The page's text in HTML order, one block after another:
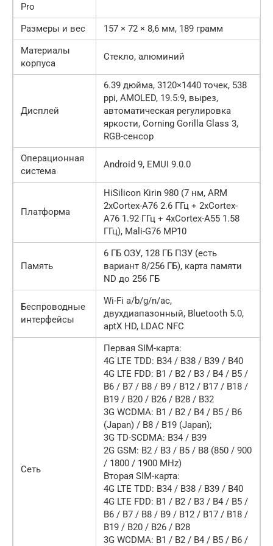
Pro
Размеры и вес
157 × 72 × 8,6 мм, 189 грамм
Материалы
корпуса
Стекло, алюминий
Дисплей
6.39 дюйма, 3120×1440 точек, 538
ppi, AMOLED, 19.5:9, вырез,
автоматическая регулировка
яркости, Corning Gorilla Glass 3,
RGB-сенсор
Операционная
система
Android 9, EMUI 9.0.0
Платформа
HiSilicon Kirin 980 (7 нм, ARM
2xCortex-A76 2.6 ГГц + 2xCortex-
A76 1.92 ГГц + 4xCortex-A55 1.58
ГГц), Mali-G76 MP10
Память
6 ГБ ОЗУ, 128 ГБ ПЗУ (есть
вариант 8/256 ГБ), карта памяти
ND до 256 ГБ
Беспроводные
интерфейсы
Wi-Fi a/b/g/n/ac,
двухдиапазонный, Bluetooth 5.0,
aptX HD, LDAC NFC
Сеть
Первая SIM-карта:
4G LTE TDD: B34 / B38 / B39 / B40
4G LTE FDD: B1 / B2 / B3 / B4 / B5 /
B6 / B7 / B8 / B9 / B12 / B17 / B18 /
B19 / B20 / B26 / B28 / B32
3G WCDMA: B1 / B2 / B4 / B5 / B6
(Japan) / B8 / B19 (Japan);
3G TD-SCDMA: B34 / B39
2G GSM: B2 / B3 / B5 / B8 (850 / 900
/ 1800 / 1900 MHz)
Вторая SIM-карта:
4G LTE TDD: B34 / B38 / B39 / B40
4G LTE FDD: B1 / B2 / B3 / B4 / B5 /
B6 / B7 / B8 / B9 / B12 / B17 / B18 /
B19 / B20 / B26 / B28
3G WCDMA: B1 / B2 / B4 / B5 / B6 /